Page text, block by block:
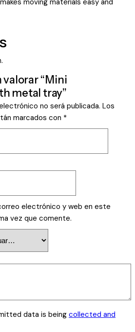
valorar “Mini
metal tray”
no será publicada. Los
marcados con *
electrónico y web en este
vez que comente.
data is being collected and